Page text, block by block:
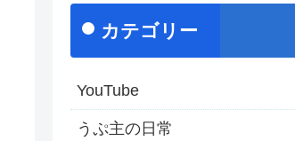
カテゴリー
YouTube
うぷ主の日常